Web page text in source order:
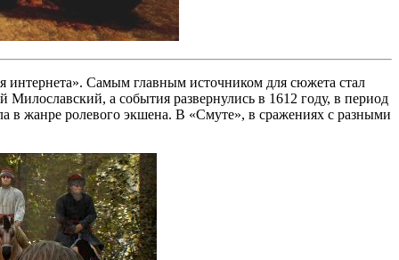
интернета». Самым главным источником для сюжета стал
а события развернулись в 1612 году, в период
в жанре ролевого экшена. В «Смуте», в сражениях с разными